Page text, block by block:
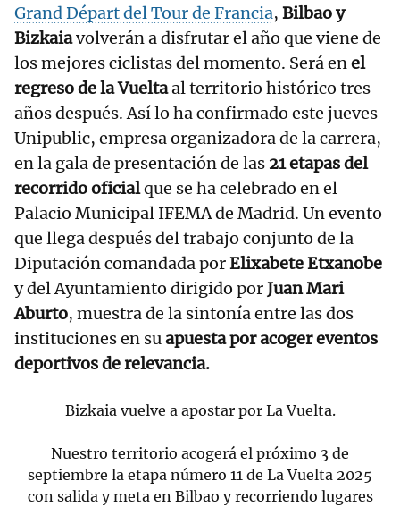
Grand Départ del Tour de Francia, Bilbao y
Bizkaiavolverán a disfrutar el año que viene de
los mejores ciclistas del momento. Será enel
regreso de la Vueltaal territorio histórico tres
años después. Así lo ha confirmado este jueves
Unipublic, empresa organizadora de la carrera,
en la gala de presentación de las 21 etapas del
recorrido oficialque se ha celebrado en el
Palacio Municipal IFEMA de Madrid. Un evento
que llega después del trabajo conjunto de la
Diputación comandada porElixabete Etxanobe
y del Ayuntamiento dirigido porJuan Mari
Aburto, muestra de la sintonía entre las dos
instituciones en suapuesta por acoger eventos
deportivos de relevancia.
Bizkaia vuelve a apostar por La Vuelta.
Nuestro territorio acogerá el próximo 3 de
septiembre la etapa número 11 de La Vuelta 2025
con salida y meta en Bilbao y recorriendo lugares